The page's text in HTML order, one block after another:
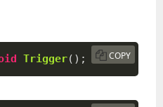
Trigger( ) ; COPY